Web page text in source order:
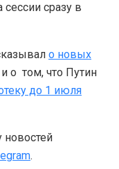
сразу в
о новых
о том, что Путин
до 1 июля
новостей
.